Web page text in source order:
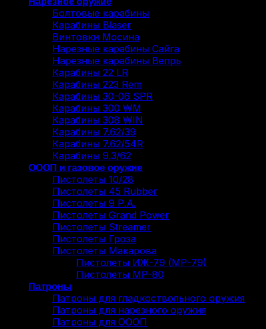
Болтовые карабины
Карабины Blaser
Винтовки Мосина
Нарезные карабины Сайга
Нарезные карабины Вепрь
Карабины 22 LR
Карабины 223 Rem
Карабины 30-06 SPR
Карабины 300 WM
Карабины 308 WIN
Карабины 7.62/39
Карабины 7.62/54R
Карабины 9.3/62
ОООП и газовое оружие
Пистолеты 10/28
Пистолеты 45 Rubber
Пистолеты 9 Р.А.
Пистолеты Grand Power
Пистолеты Streamer
Пистолеты Гроза
Пистолеты Макарова
Пистолеты ИЖ-79 (МР-79)
Пистолеты МР-80
Патроны
Патроны для гладкоствольного оружия
Патроны для нарезного оружия
Патроны для ОООП